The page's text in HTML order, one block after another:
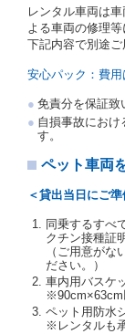
といいま
の写しの
受人は、
の運転免
交通局
旅第138
注２）
される
９条別
す。
当社は、
に対し、
提示を求
あります。
当社は、
人及び運
を求めま
レンタル車両は
よる車両の修理等
下記内容で別途ご
安心パック：費用
免責分を保証致
自損事故におけ
す。
ペット車両
＜貸出当日にご
同乗するすべ
クチン接種証
（ご用意がな
ださい。）
車内用バスケ
※90cm×63cm
ペット用防水
※レンタルも